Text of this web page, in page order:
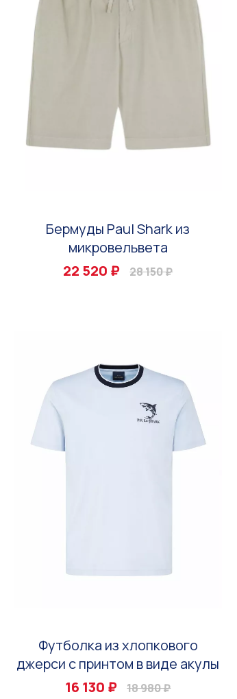
Бермуды Paul Shark из
микровельвета
22 520 ₽
28 150 ₽
Футболка из хлопкового
джерси с принтом в виде акулы
16 130 ₽
18 980 ₽